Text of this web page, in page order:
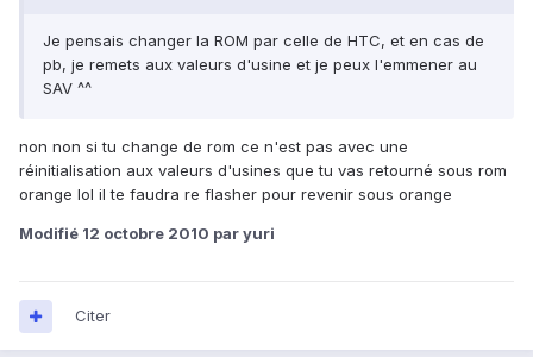
Je pensais changer la ROM par celle de HTC, et en cas de
pb, je remets aux valeurs d'usine et je peux l'emmener au
SAV ^^
non non si tu change de rom ce n'est pas avec une
réinitialisation aux valeurs d'usines que tu vas retourné sous rom
orange lol il te faudra re flasher pour revenir sous orange
Modifié 12 octobre 2010 par yuri
Citer